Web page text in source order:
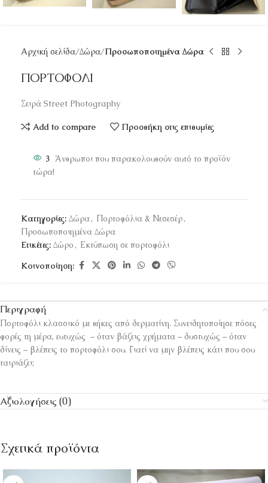
Αρχική σελίδα Δώρα Προσωποποιημένα Δώρα
ΠΟΡΤΟΦΟΛΙ
Σειρά Street Photography
Add to compare Προσθήκη στις επιθυμίες
3 Άνθρωποι που παρακολουθούν αυτό το προϊόν
τώρα!
Κατηγορίες: Δώρα, Πορτοφόλια & Νεσεσέρ,
Προσωποποιημένα Δώρα
Ετικέτες: Δώρο , Εκτύπωση σε πορτοφόλι
Κοινοποίηση:
Περιγραφή
Πορτοφόλι κλασσικό με θήκες από δερματίνη. Συνειδητοποίησε πόσες
φορές τη μέρα, ευτυχώς – όταν βάζεις χρήματα – δυστυχώς – όταν
δίνεις – βλέπεις το πορτοφόλι σου. Γιατί να μην βλέπεις κάτι που σου
ταιριάζει;
Αξιολογήσεις (0)
Σχετικά προϊόντα